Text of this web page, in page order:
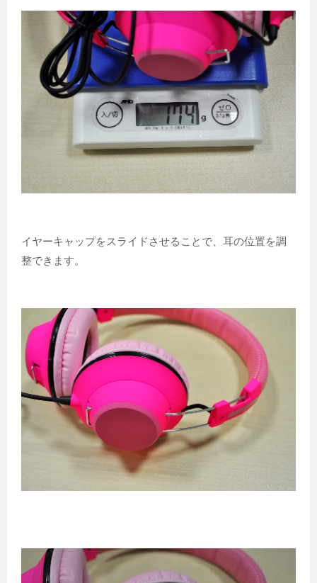
イヤーキャップをスライドさせることで、耳の位置を調
整できます。